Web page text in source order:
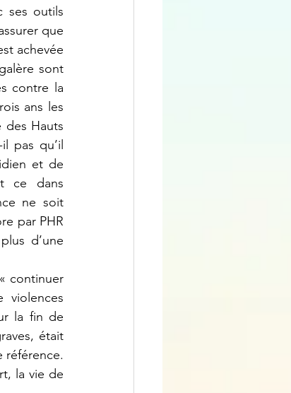
ses outils
que
achevée
sont
contre la
ans les
des Hauts
pas qu’il
et de
ce dans
ne soit
par PHR
d’une
violences
la fin de
était
référence.
la vie de